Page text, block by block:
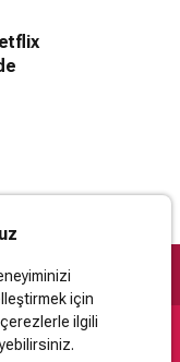
için
ilgili